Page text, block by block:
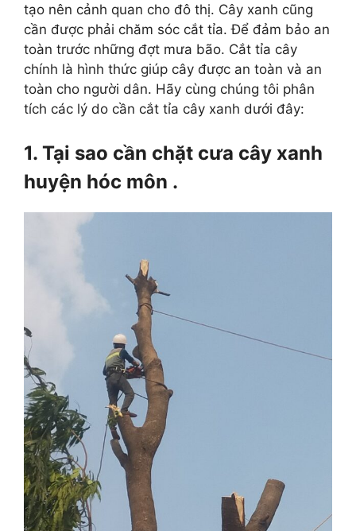
tạo nên cảnh quan cho đô thị. Cây xanh cũng
cần được phải chăm sóc cắt tỉa. Để đảm bảo an
toàn trước những đợt mưa bão. Cắt tỉa cây
chính là hình thức giúp cây được an toàn và an
toàn cho người dân. Hãy cùng chúng tôi phân
tích các lý do cần cắt tỉa cây xanh dưới đây:
1. Tại sao cần chặt cưa cây xanh
huyện hóc môn .